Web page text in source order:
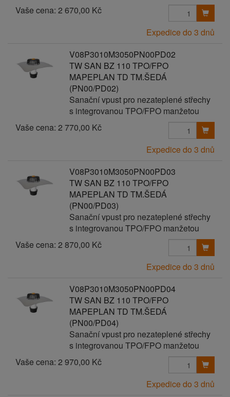
Vaše cena: 2 670,00 Kč
Expedice do 3 dnů
V08P3010M3050PN00PD02
TW SAN BZ 110 TPO/FPO
MAPEPLAN TD TM.ŠEDÁ
(PN00/PD02)
Sanační vpust pro nezateplené střechy
s integrovanou TPO/FPO manžetou
Vaše cena: 2 770,00 Kč
Expedice do 3 dnů
V08P3010M3050PN00PD03
TW SAN BZ 110 TPO/FPO
MAPEPLAN TD TM.ŠEDÁ
(PN00/PD03)
Sanační vpust pro nezateplené střechy
s integrovanou TPO/FPO manžetou
Vaše cena: 2 870,00 Kč
Expedice do 3 dnů
V08P3010M3050PN00PD04
TW SAN BZ 110 TPO/FPO
MAPEPLAN TD TM.ŠEDÁ
(PN00/PD04)
Sanační vpust pro nezateplené střechy
s integrovanou TPO/FPO manžetou
Vaše cena: 2 970,00 Kč
Expedice do 3 dnů